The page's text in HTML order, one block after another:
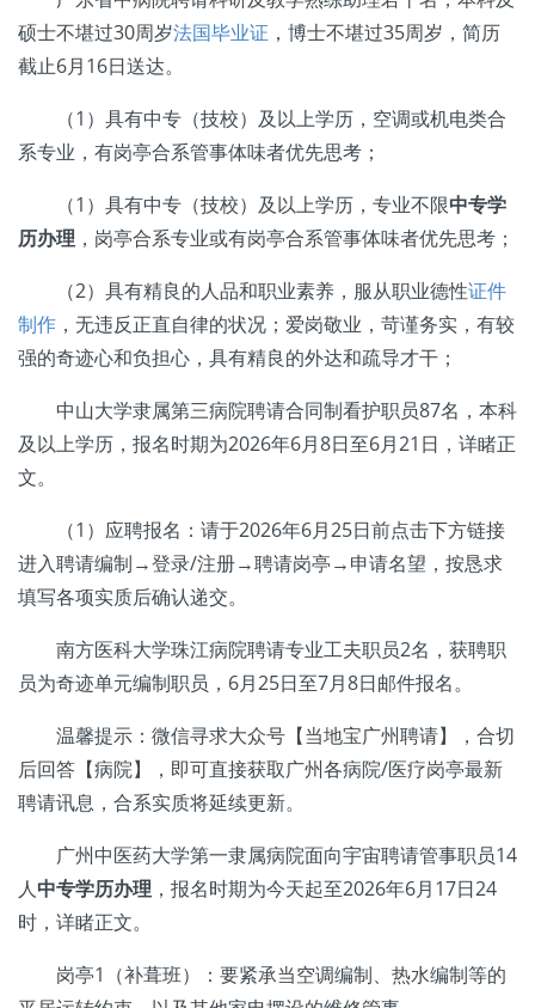
硕士不堪过30周岁法国毕业证 ，博士不堪过35周岁，简历
截止6月16日送达。
（1）具有中专（技校）及以上学历，空调或机电类合
系专业，有岗亭合系管事体味者优先思考；
（1）具有中专（技校）及以上学历，专业不限中专学
历办理 ，岗亭合系专业或有岗亭合系管事体味者优先思考；
（2）具有精良的人品和职业素养，服从职业德性证件
制作 ，无违反正直自律的状况；爱岗敬业，苛谨务实，有较
强的奇迹心和负担心，具有精良的外达和疏导才干；
中山大学隶属第三病院聘请合同制看护职员87名，本科
及以上学历，报名时期为2026年6月8日至6月21日，详睹正
文。
（1）应聘报名：请于2026年6月25日前点击下方链接
进入聘请编制→登录/注册→聘请岗亭→申请名望，按恳求
填写各项实质后确认递交。
南方医科大学珠江病院聘请专业工夫职员2名，获聘职
员为奇迹单元编制职员，6月25日至7月8日邮件报名。
温馨提示：微信寻求大众号【当地宝广州聘请】，合切
后回答【病院】，即可直接获取广州各病院/医疗岗亭最新
聘请讯息，合系实质将延续更新。
广州中医药大学第一隶属病院面向宇宙聘请管事职员14
人中专学历办理 ，报名时期为今天起至2026年6月17日24
时，详睹正文。
岗亭1（补葺班）：要紧承当空调编制、热水编制等的